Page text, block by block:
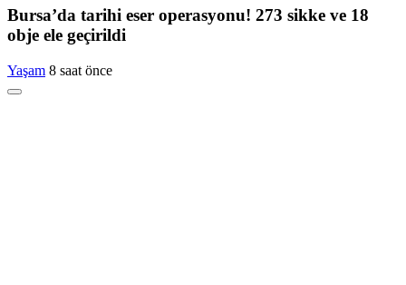
Bursa’da tarihi eser operasyonu! 273 sikke ve 18
obje ele geçirildi
Yaşam 8 saat önce